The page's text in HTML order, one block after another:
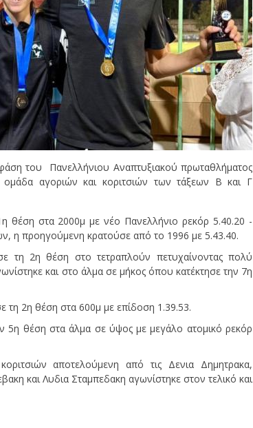
του Πανελλήνιου Αναπτυξιακού πρωταθλήματος
αγοριών και κοριτσιών των τάξεων Β και Γ
θέση στα 2000μ με νέο Πανελλήνιο ρεκόρ 5.40.20 -
η προηγούμενη κρατούσε από το 1996 με 5.43.40.
τη 2η θέση στο τετραπλούν πετυχαίνοντας πολύ
και στο άλμα σε μήκος όπου κατέκτησε την 7η
τη 2η θέση στα 600μ με επίδοση 1.39.53.
5η θέση στα άλμα σε ύψος με μεγάλο ατομικό ρεκόρ
αποτελούμενη από τις Δενια Δημητρακα,
και Λυδια Σταμπεδακη αγωνίστηκε στον τελικό και